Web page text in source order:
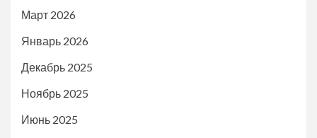
Март 2026
Январь 2026
Декабрь 2025
Ноябрь 2025
Июнь 2025